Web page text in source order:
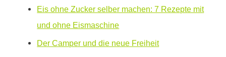
Eis ohne Zucker selber machen: 7 Rezepte mit
und ohne Eismaschine
Der Camper und die neue Freiheit